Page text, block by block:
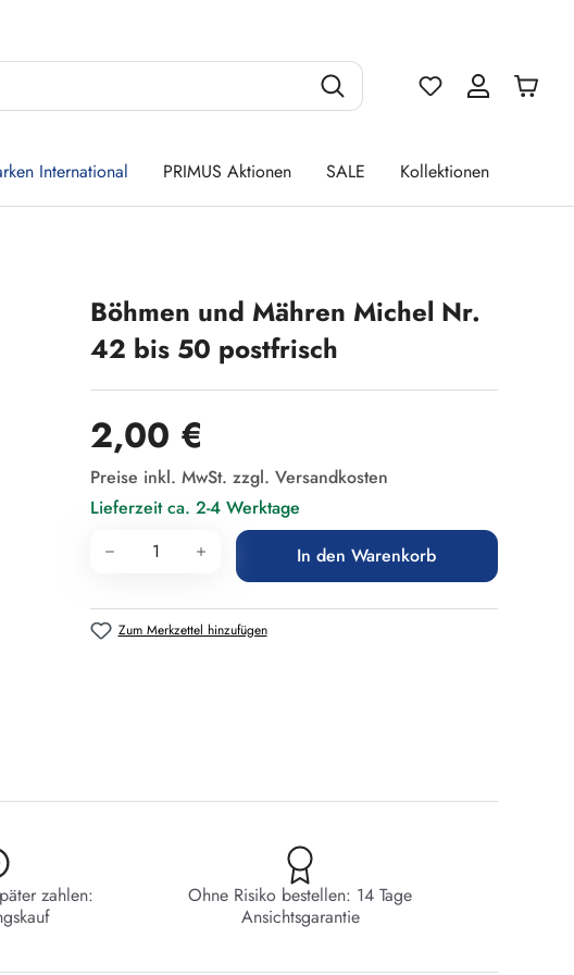
Du hast 0
International PRIMUS Aktionen SALE Kollektionen
Böhmen und Mähren Michel Nr.
42 bis 50 postfrisch
Regulärer Preis:
2,00 €
Preise inkl. MwSt. zzgl. Versandkosten
Lieferzeit ca. 2-4 Werktage
Produkt Anzahl: Gib den gewünschten
In den Warenkorb
Zum Merkzettel hinzufügen
zahlen:
Ohne Risiko bestellen: 14 Tage
Ansichtsgarantie